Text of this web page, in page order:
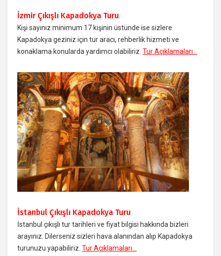
İzmir Çıkışlı Kapadokya Turu
Kişi sayınız minimum 17 kişinin üstünde ise sizlere
Kapadokya geziniz için tur aracı, rehberlik hizmeti ve
konaklama konularda yardımcı olabiliriz. Tur Açıklamaları...
İstanbul Çıkışlı Kapadokya Turu
İstanbul çıkışlı tur tarihleri ve fiyat bilgisi hakkında bizleri
arayınız. Dilerseniz sizleri hava alanından alıp Kapadokya
turunuzu yapabiliriz. Tur Açıklamaları...